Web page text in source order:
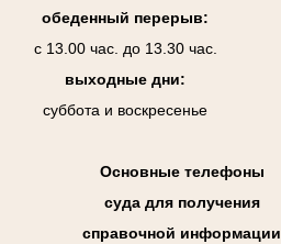
обеденный перерыв:
с 13.00 час. до 13.30 час.
выходные дни:
суббота и воскресенье
Основные телефоны
суда для получения
справочной информации